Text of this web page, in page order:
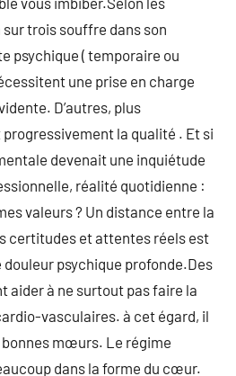
trois souffre dans son
psychique ( temporaire ou
une prise en charge
D’autres, plus
la qualité . Et si
devenait une inquiétude
réalité quotidienne :
valeurs ? Un distance entre la
certitudes et attentes réels est
psychique profonde.Des
aider à ne surtout pas faire la
vasculaires. à cet égard, il
bonnes mœurs. Le régime
dans la forme du cœur.